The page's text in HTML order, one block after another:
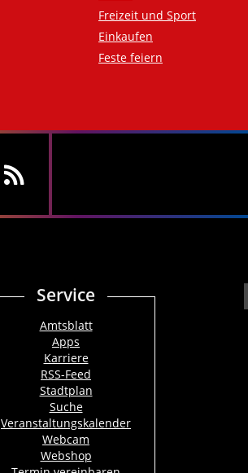
Freizeit und Sport
Einkaufen
Feste feiern
Service
Amtsblatt
Apps
Karriere
RSS-Feed
Stadtplan
Suche
Veranstaltungskalender
Webcam
Webshop